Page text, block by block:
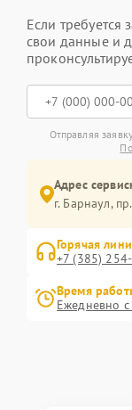
Если требуется
свои данные и
Отправляя
Адрес
г. Барнаул,
Горячая
+7 (385)
Время
Ежедневно